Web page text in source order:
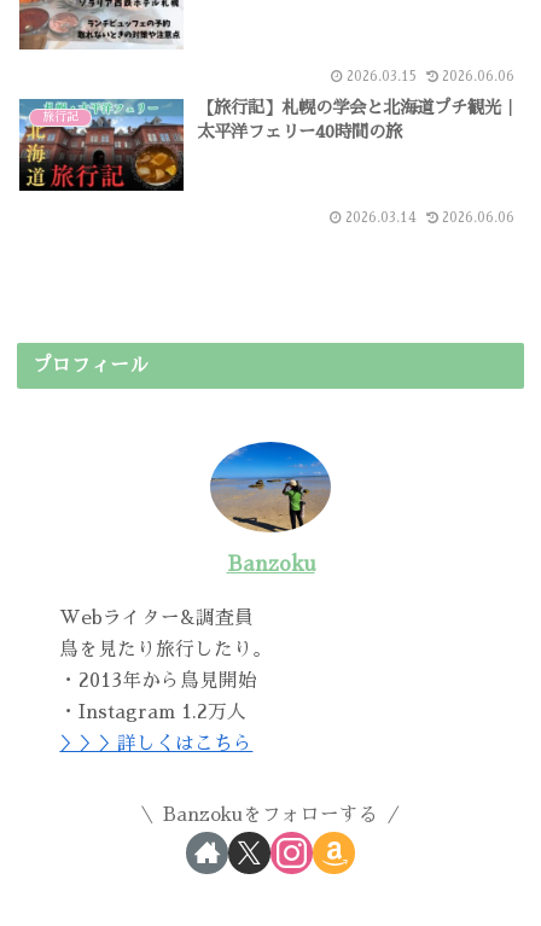
2026.03.15 2026.06.06
旅行記
【旅行記】札幌の学会と北海道プチ観光｜
太平洋フェリー40時間の旅
2026.03.14 2026.06.06
プロフィール
Banzoku
Webライター&調査員
鳥を見たり旅行したり。
・2013年から鳥見開始
・Instagram 1.2万人
＞＞＞詳しくはこちら
Banzokuをフォローする